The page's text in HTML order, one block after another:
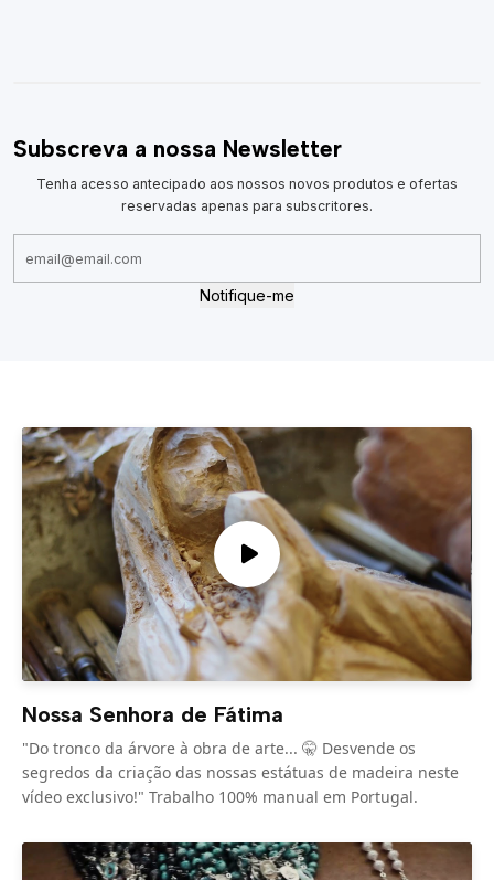
Subscreva a nossa Newsletter
Tenha acesso antecipado aos nossos novos produtos e ofertas
reservadas apenas para subscritores.
Notifique-me
Nossa Senhora de Fátima
"Do tronco da árvore à obra de arte... 🤫 Desvende os
segredos da criação das nossas estátuas de madeira neste
vídeo exclusivo!" Trabalho 100% manual em Portugal.